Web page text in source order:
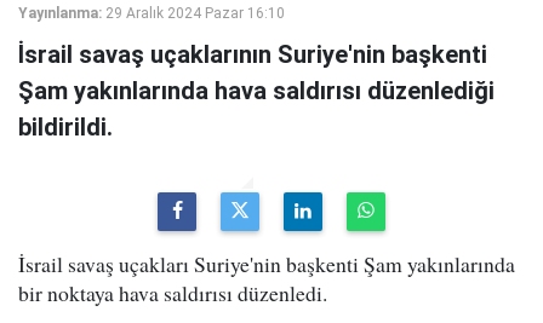
Yayınlanma: 29 Aralık 2024 Pazar 16:10
İsrail savaş uçaklarının Suriye'nin başkenti
Şam yakınlarında hava saldırısı düzenlediği
bildirildi.
İsrail savaş uçakları Suriye'nin başkenti Şam yakınlarında
bir noktaya hava saldırısı düzenledi.